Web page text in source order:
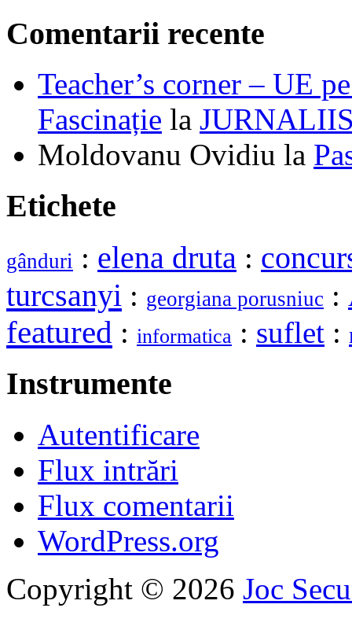
Comentarii recente
Teacher’s corner – UE
Fascinație la
Moldovanu Ovidiu la
Etichete
gânduri : elena druta :
turcsanyi : georgiana porusniuc :
featured : informatica : suflet :
Instrumente
Autentificare
Flux intrări
Flux comentarii
WordPress.org
Copyright © 2026 Joc